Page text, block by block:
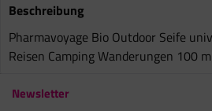
Beschreibung
Pharmavoyage Bio Outdoor Seife
Reisen Camping Wanderungen 100
Newsletter